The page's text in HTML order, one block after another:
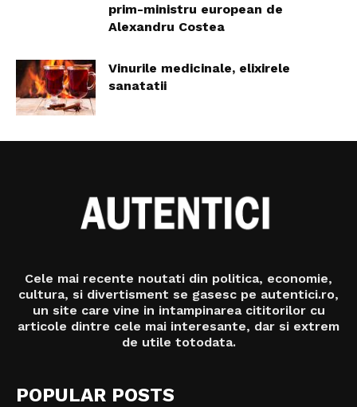
prim-ministru european de
Alexandru Costea
Vinurile medicinale, elixirele
sanatatii
Cele mai recente noutati din politica, economie,
cultura, si divertisment se gasesc pe autentici.ro,
un site care vine in intampinarea cititorilor cu
articole dintre cele mai interesante, dar si extrem
de utile totodata.
POPULAR POSTS